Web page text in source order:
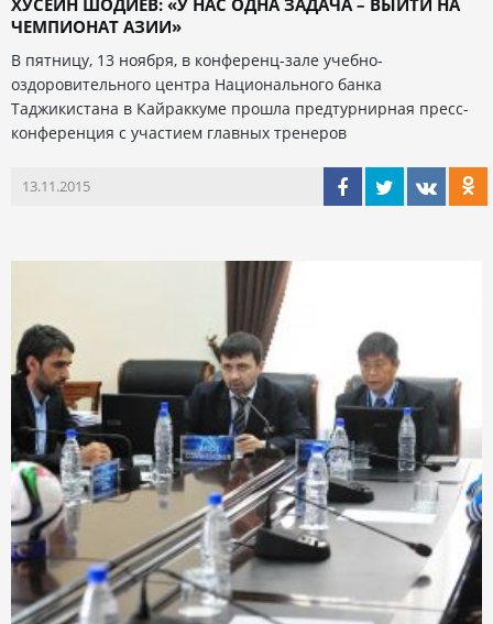
ЧЕМПИОНАТ АЗИИ»
В пятницу, 13 ноября, в конференц-зале учебно-
оздоровительного центра Национального банка
Таджикистана в Кайраккуме прошла предтурнирная пресс-
конференция с участием главных тренеров
13.11.2015